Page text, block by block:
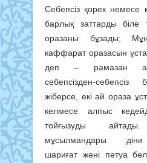
Cебепсіз қорек немесе
барлық заттарды біле
оразаны бұзады;
каффарат оразасын
деп – рамазан
себепсізден-
жіберсе, екі ай ораза
келмесе алпыс
тойғызуды
мұсылмандары
шариғат жәні пәтуа